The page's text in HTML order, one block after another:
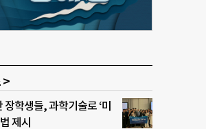
>
장학생들, 과학기술로 ‘미
제시